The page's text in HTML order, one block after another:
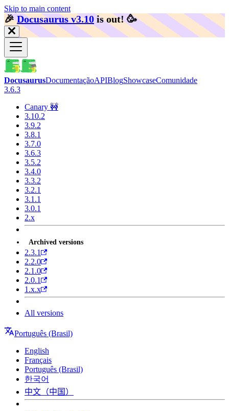
Skip to main content
🎉️Docusaurus v3.10 is out! 🥳️
DocusaurusDocumentaçãoAPIBlogShowcaseComunidade
3.6.3
Canary 🚧
3.10.2
3.9.2
3.8.1
3.7.0
3.6.3
3.5.2
3.4.0
3.3.2
3.2.1
3.1.1
3.0.1
2.x
Archived versions
2.3.1
2.2.0
2.1.0
2.0.1
1.x.x
All versions
Português (Brasil)
English
Français
Português (Brasil)
한국어
中文（中国）